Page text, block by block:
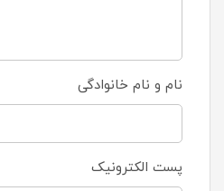
نام و نام خانوادگی
پست الکترونیک